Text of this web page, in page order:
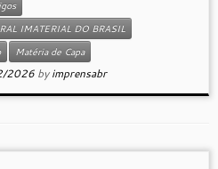
IMATERIAL DO BRASIL
Matéria de Capa
2026 byimprensabr